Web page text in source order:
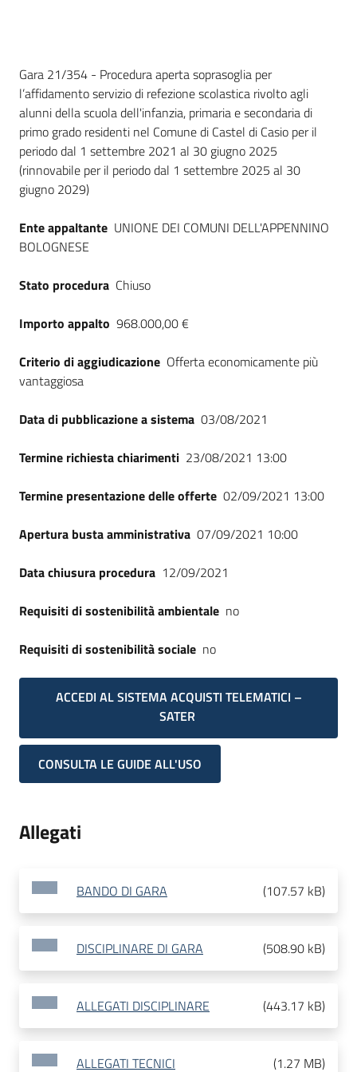
Dati del bando
Gara 21/354 - Procedura aperta soprasoglia per
l’affidamento servizio di refezione scolastica rivolto agli
alunni della scuola dell'infanzia, primaria e secondaria di
primo grado residenti nel Comune di Castel di Casio per il
periodo dal 1 settembre 2021 al 30 giugno 2025
(rinnovabile per il periodo dal 1 settembre 2025 al 30
giugno 2029)
Ente appaltante UNIONE DEI COMUNI DELL'APPENNINO
BOLOGNESE
Stato procedura Chiuso
Importo appalto 968.000,00 €
Criterio di aggiudicazione Offerta economicamente più
vantaggiosa
Data di pubblicazione a sistema 03/08/2021
Termine richiesta chiarimenti 23/08/2021 13:00
Termine presentazione delle offerte 02/09/2021 13:00
Apertura busta amministrativa 07/09/2021 10:00
Data chiusura procedura 12/09/2021
Requisiti di sostenibilità ambientale no
Requisiti di sostenibilità sociale no
ACCEDI AL SISTEMA ACQUISTI TELEMATICI –
SATER
CONSULTA LE GUIDE ALL'USO
Allegati
BANDO DI GARA (107.57 kB)
DISCIPLINARE DI GARA (508.90 kB)
ALLEGATI DISCIPLINARE (443.17 kB)
ALLEGATI TECNICI (1.27 MB)